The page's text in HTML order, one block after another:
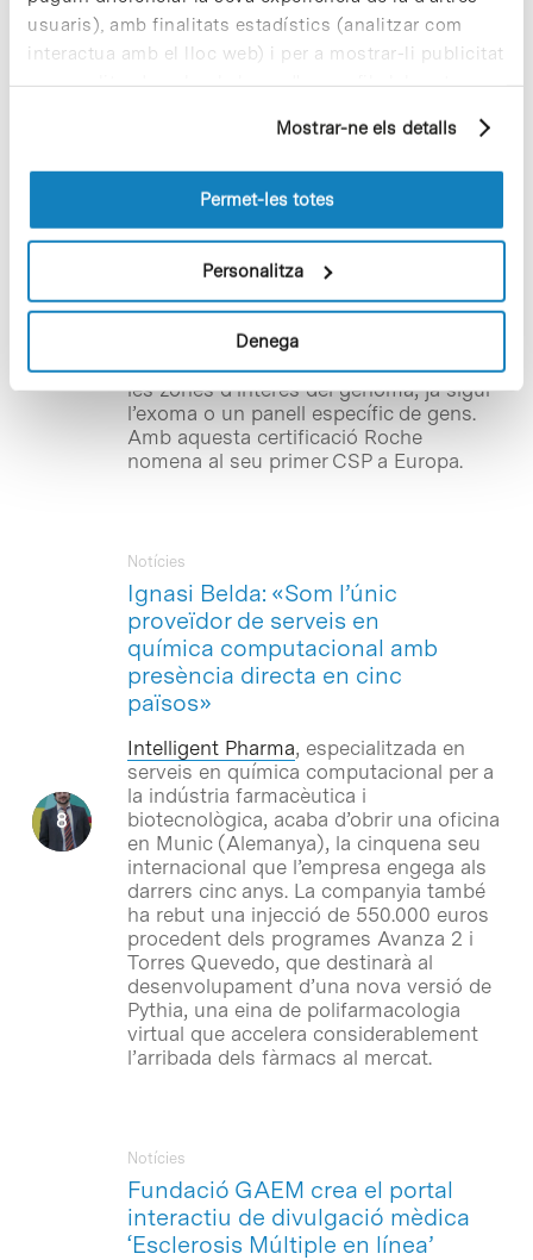
usuaris), amb finalitats estadístics (analitzar com
interactua amb el lloc web) i per a mostrar-li publicitat
personalitzada sobre la base d'un perfil elaborat a
pàgines visitades). Per a obtenir més informació sobre
les cookies pot consultar laPolítica de cookiesdel
Mostrar-ne els detalls
Permet-les totes
Personalitza
Denega
El CNAG-CRG, el primer
de Roche a Europa
Notícies
El Centre Nacional d’Anàlisi Genòmica
(CNAG-CRG) s’ha unit oficialment al
programa de Proveïdor Certificat de
Serveis (CSP) de Roche per SeqCap EZ
Target Enrichment, un protocol de
preparació de mostres per a
seqüenciació que consisteix a enriquir
les zones d’interès del genoma, ja sigui
l’exoma o un panell específic de gens.
Amb aquesta certificació Roche
nomena al seu primer CSP a Europa.
Ignasi Belda: «Som l’únic
proveïdor de serveis en
química computacional amb
presència directa en cinc
països»
Notícies
Intelligent Pharma, especialitzada en
serveis en química computacional per a
la indústria farmacèutica i
biotecnològica, acaba d’obrir una oficina
en Munic (Alemanya), la cinquena seu
internacional que l’empresa engega als
darrers cinc anys. La companyia també
ha rebut una injecció de 550.000 euros
procedent dels programes Avanza 2 i
Torres Quevedo, que destinarà al
desenvolupament d’una nova versió de
Pythia, una eina de polifarmacologia
virtual que accelera considerablement
l’arribada dels fàrmacs al mercat.
Fundació GAEM crea el portal
interactiu de divulgació mèdica
‘Esclerosis Múltiple en línea’
Notícies